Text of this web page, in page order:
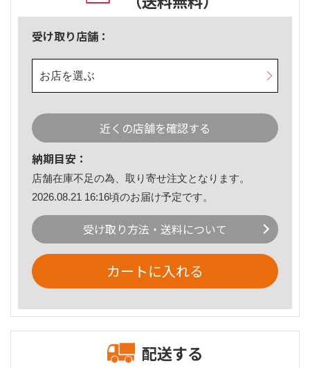
受け取り店舗：
お店を選ぶ
近くの店舗を確認する
納期目安：
店舗在庫不足の為、取り寄せ注文となります。
2026.08.21 16:16頃のお届け予定です。
受け取り方法・送料について
カートに入れる
配送する